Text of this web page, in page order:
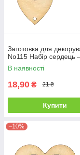
Заготовка для
No115 Набір сердець
В наявності
18,90 ₴ 21 ₴
Купити
–10%